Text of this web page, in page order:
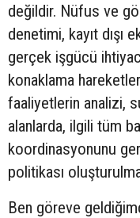
değildir. Nüfus ve
denetimi, kayıt dışı
gerçek işgücü
konaklama
faaliyetlerin analizi,
alanlarda, ilgili tüm
koordinasyonunu
politikası
Ben göreve